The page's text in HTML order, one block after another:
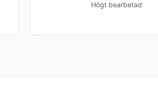
Högt bearbetad